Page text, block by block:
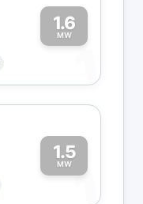
1.6
MW
1
1.5
MW1